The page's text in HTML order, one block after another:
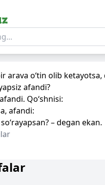
arava o‘tin olib ketayotsa,
afandi?
Qo‘shnisi:
afandi:
– degan ekan.